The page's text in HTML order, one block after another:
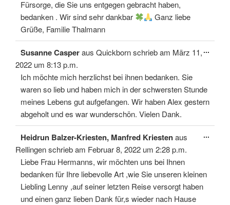
Fürsorge, die Sie uns entgegen gebracht haben,
bedanken . Wir sind sehr dankbar
Ganz liebe
Grüße, Familie Thalmann
Susanne Casperaus Quickbornschrieb am März 11,
2022 um 8:13 p.m.
Ich möchte mich herzlichst bei ihnen bedanken. Sie
waren so lieb und haben mich in der schwersten Stunde
meines Lebens gut aufgefangen. Wir haben Alex gestern
abgeholt und es war wunderschön. Vielen Dank.
...
Heidrun Balzer-Kriesten, Manfred Kriestenaus
Rellingenschrieb am Februar 8, 2022 um 2:28 p.m.
Liebe Frau Hermanns, wir möchten uns bei Ihnen
bedanken für Ihre liebevolle Art ,wie Sie unseren kleinen
Liebling Lenny ,auf seiner letzten Reise versorgt haben
und einen ganz lieben Dank für,s wieder nach Hause
...